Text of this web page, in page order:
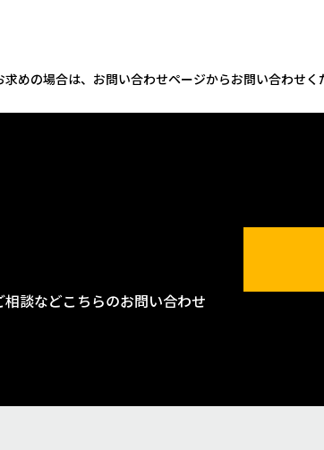
めの場合は、お問い合わせページからお問い合わせく
談などこちらのお問い合わせ